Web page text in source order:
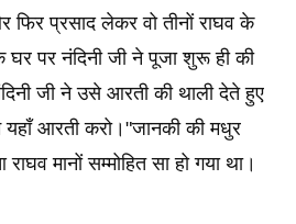
फिर प्रसाद लेकर वो तीनों राघव के
पर नंदिनी जी ने पूजा शुरू ही की
जी ने उसे आरती की थाली देते हुए
आरती करो।"जानकी की मधुर
मानों सम्मोहित सा हो गया था।